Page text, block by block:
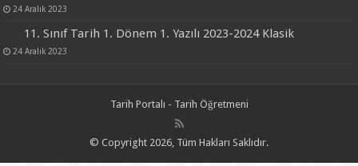
24 Aralık 2023
11. Sınıf Tarih 1. Dönem 1. Yazılı 2023-2024 Klasik
24 Aralık 2023
Tarih Portalı - Tarih Öğretmeni
© Copyright 2026, Tüm Hakları Saklıdır.